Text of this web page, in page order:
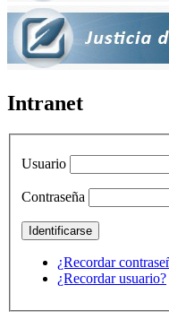
Intranet
Usuario
Contraseña
¿Recordar
¿Recordar usuario?